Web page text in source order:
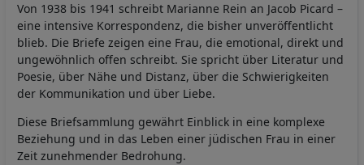
Von 1938 bis 1941 schreibt Marianne Rein an Jacob Picard –
eine intensive Korrespondenz, die bisher unveröffentlicht
blieb. Die Briefe zeigen eine Frau, die emotional, direkt und
ungewöhnlich offen schreibt. Sie spricht über Literatur und
Poesie, über Nähe und Distanz, über die Schwierigkeiten
der Kommunikation und über Liebe.
Diese Briefsammlung gewährt Einblick in eine komplexe
Beziehung und in das Leben einer jüdischen Frau in einer
Zeit zunehmender Bedrohung.